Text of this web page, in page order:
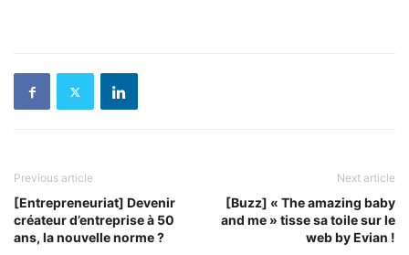
Previous article
[Entrepreneuriat] Devenir
créateur d’entreprise à 50
ans, la nouvelle norme ?
Next article
[Buzz] « The amazing baby
and me » tisse sa toile sur le
web by Evian !